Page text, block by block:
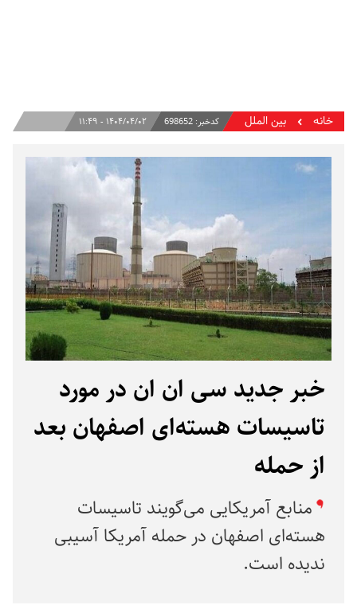
خانه بین الملل کدخبر:698652 ۱۴۰۴/۰۴/۰۲ - ۱۱:۴۹
خبر جدید سی ان ان در مورد
تاسیسات هسته‌ای اصفهان بعد
از حمله
منابع آمریکایی می‌گویند تاسیسات
هسته‌ای اصفهان در حمله آمریکا آسیبی
ندیده است.